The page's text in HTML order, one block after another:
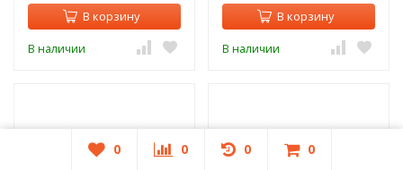
В корзину
В наличии
В корзину
В наличии
0 0 0 0